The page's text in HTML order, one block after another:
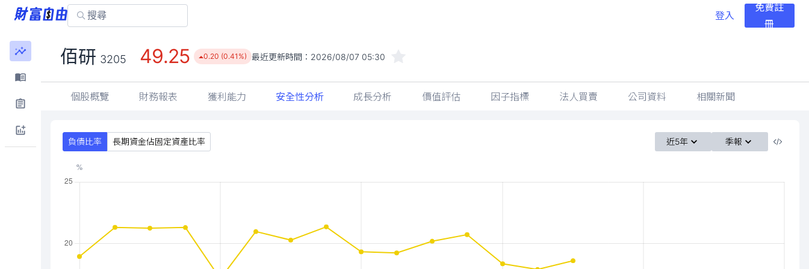
登入
免費註
冊
佰研 3205 49.25 0.20 (0.41%) 最近更新時間： 2026/08/07 05:30
個股概覽 財務報表 獲利能力 安全性分析 成長分析 價值評估 因子指標 法人買賣 公司資料 相關新聞
負債比率 長期資金佔固定資產比率 近5年 季報